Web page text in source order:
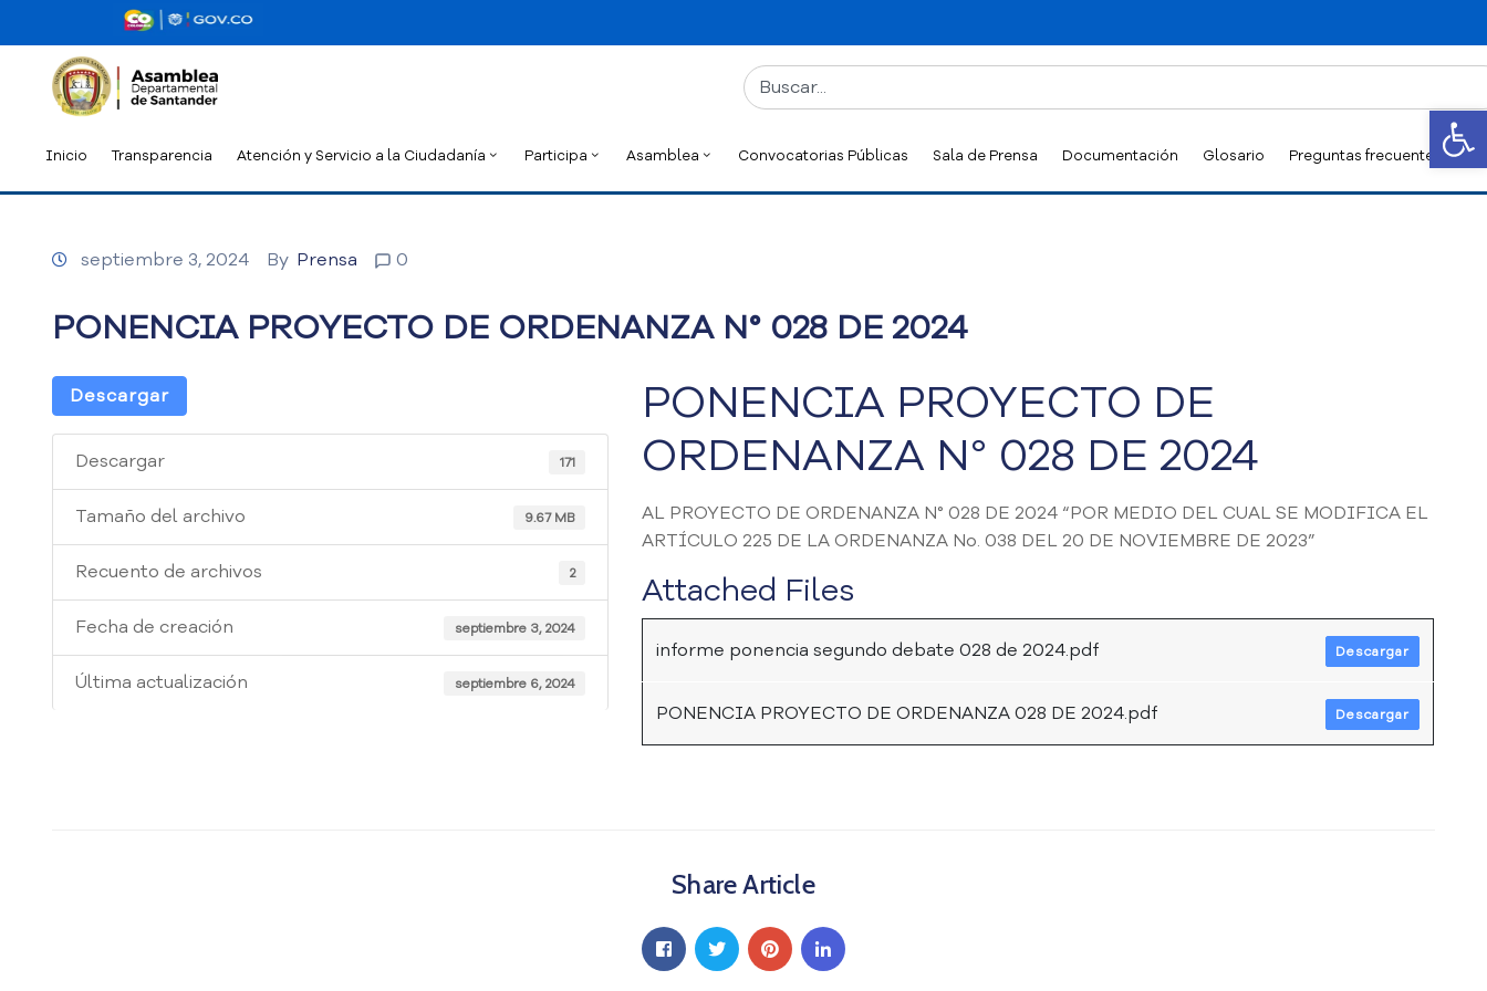
Inicio Transparencia Atención y Servicio a la Ciudadanía Participa Asamblea Convocatorias Públicas Sala de Prensa Documentación Glosario Preguntas frecuentes
septiembre 3, 2024 By Prensa 0
PONENCIA PROYECTO DE ORDENANZA N° 028 DE 2024
Descargar
Descargar 171
Tamaño del archivo 9.67 MB
Recuento de archivos 2
Fecha de creación septiembre 3, 2024
Última actualización septiembre 6, 2024
PONENCIA PROYECTO DE
ORDENANZA N° 028 DE 2024
AL PROYECTO DE ORDENANZA N° 028 DE 2024 “POR MEDIO DEL CUAL SE MODIFICA EL
ARTÍCULO 225 DE LA ORDENANZA No. 038 DEL 20 DE NOVIEMBRE DE 2023”
Attached Files
informe ponencia segundo debate 028 de 2024.pdf Descargar
PONENCIA PROYECTO DE ORDENANZA 028 DE 2024.pdf Descargar
Share Article